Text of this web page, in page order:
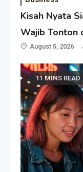
Kisah Nyata
Wajib Tonton
August 5, 2026
11 MINS READ